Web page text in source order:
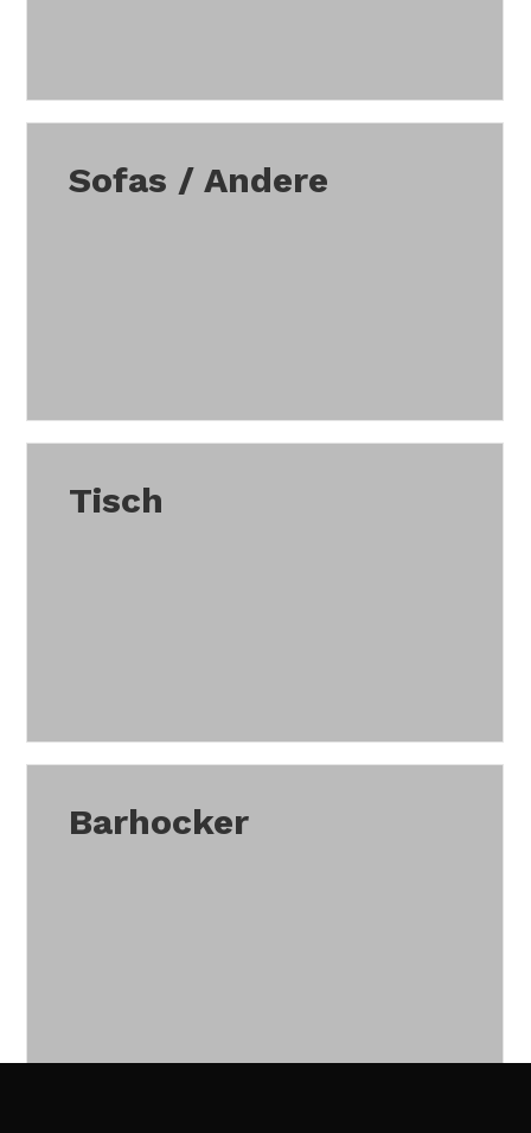
Sofas / Andere
Tisch
Barhocker